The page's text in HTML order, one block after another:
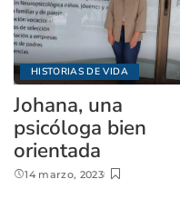
HISTORIAS DE VIDA
Johana, una
psicóloga bien
orientada
14 marzo, 2023